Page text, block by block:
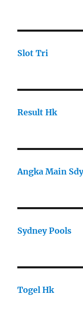
Slot Tri
Result Hk
Angka Main
Sydney Pools
Togel Hk